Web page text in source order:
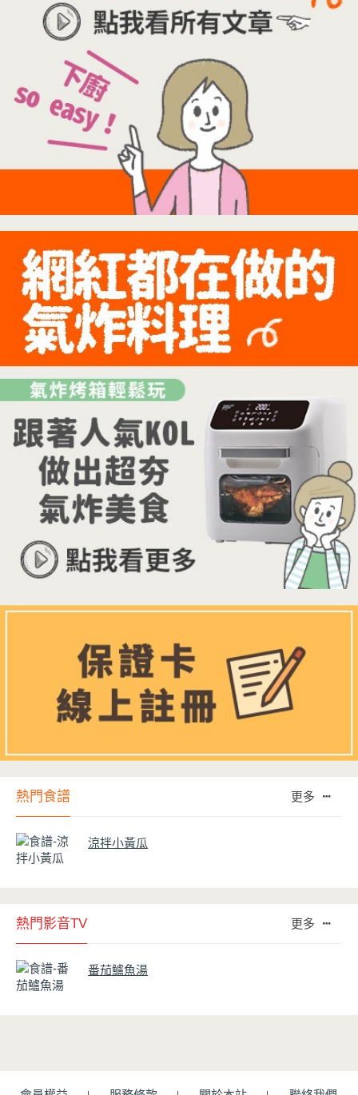
熱門食譜 更多
涼拌小黃瓜
熱門影音TV 更多
番茄鱸魚湯